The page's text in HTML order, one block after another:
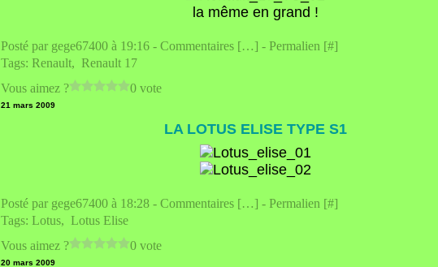
la même en grand !
Posté par gege67400 à 19:16 - Commentaires […] - Permalien [#]
Tags: Renault, Renault 17
Vous aimez ?
0 vote
21 mars 2009
LA LOTUS ELISE TYPE S1
Posté par gege67400 à 18:28 - Commentaires […] - Permalien [#]
Tags: Lotus, Lotus Elise
Vous aimez ?
0 vote
20 mars 2009